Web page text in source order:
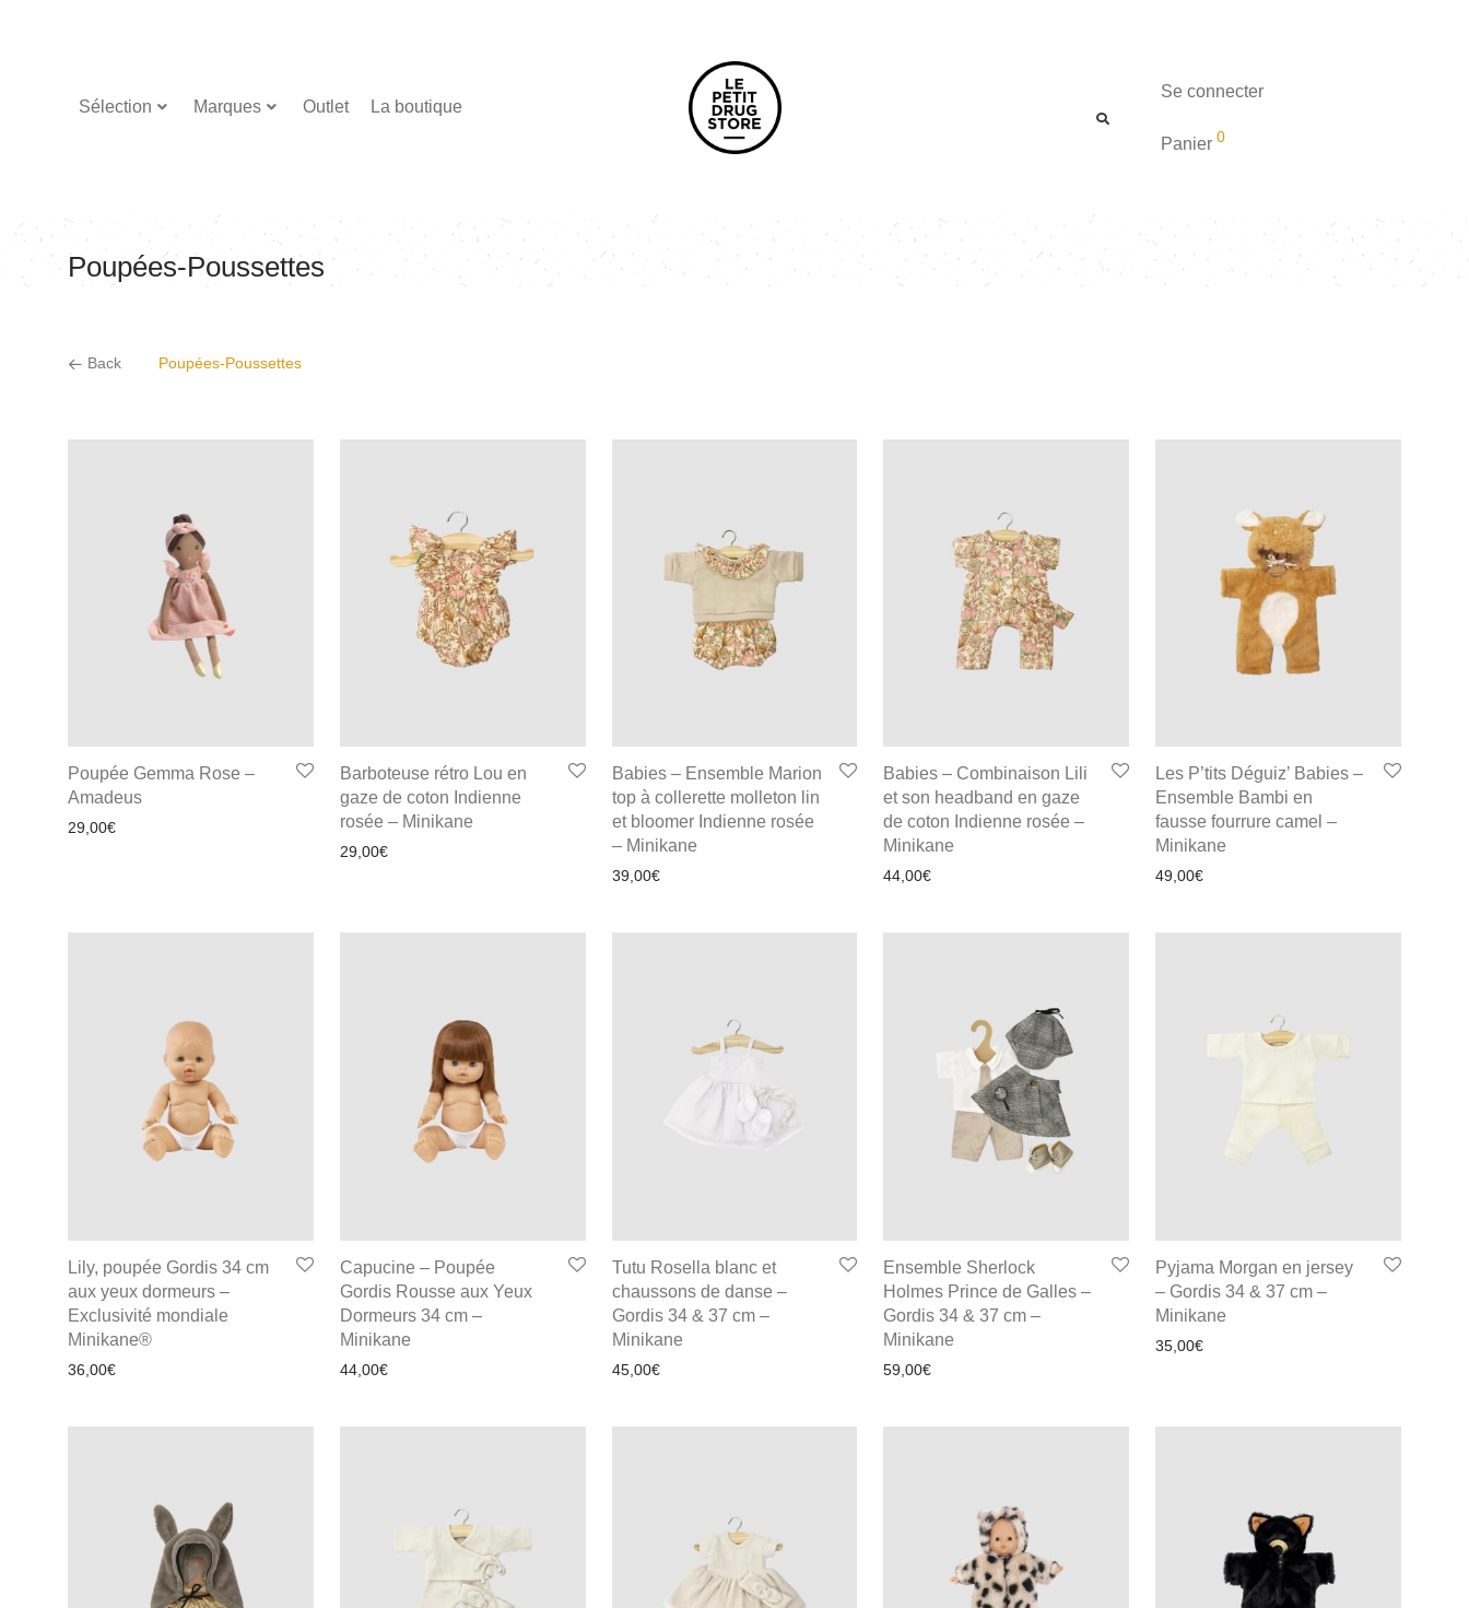
Sélection Marques Outlet La boutique
Se connecter
Panier 0
Poupées-Poussettes
Back Poupées-Poussettes
Poupée Gemma Rose –
Amadeus
29,00€
Barboteuse rétro Lou en
gaze de coton Indienne
rosée – Minikane
29,00€
Babies – Ensemble Marion
top à collerette molleton lin
et bloomer Indienne rosée
– Minikane
39,00€
Babies – Combinaison Lili
et son headband en gaze
de coton Indienne rosée –
Minikane
44,00€
Les P’tits Déguiz’ Babies –
Ensemble Bambi en
fausse fourrure camel –
Minikane
49,00€
Lily, poupée Gordis 34 cm
aux yeux dormeurs –
Exclusivité mondiale
Minikane®
36,00€
Capucine – Poupée
Gordis Rousse aux Yeux
Dormeurs 34 cm –
Minikane
44,00€
Tutu Rosella blanc et
chaussons de danse –
Gordis 34 & 37 cm –
Minikane
45,00€
Ensemble Sherlock
Holmes Prince de Galles –
Gordis 34 & 37 cm –
Minikane
59,00€
Pyjama Morgan en jersey
– Gordis 34 & 37 cm –
Minikane
35,00€